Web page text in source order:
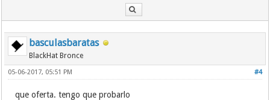
basculasbaratas
BlackHat Bronce
#4
05-06-2017, 05:51 PM
que oferta. tengo que probarlo